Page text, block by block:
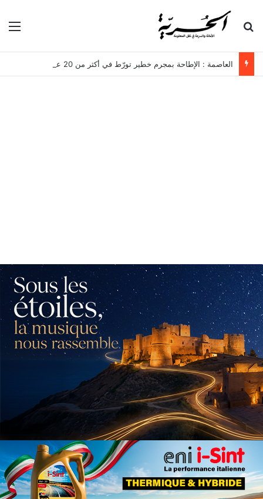
بحث عن
العاصمة : الإطاحة بمجرم خطير تورّط في أكثر من 20 عملية سرقة